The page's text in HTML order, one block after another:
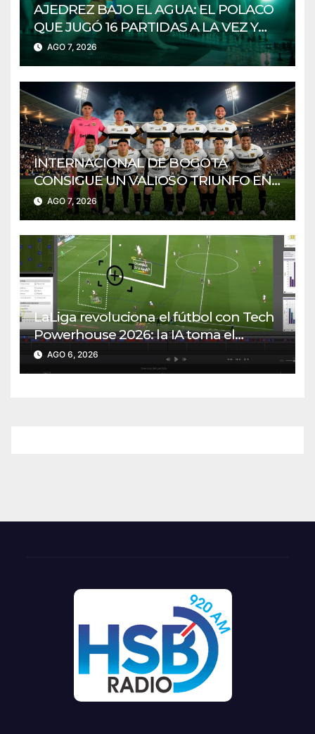
AJEDREZ BAJO EL AGUA: EL POLACO
QUE JUGÓ 16 PARTIDAS A LA VEZ Y
HIZO HISTORIA
AGO 7, 2026
INTERNACIONAL DE BOGOTÁ
CONSIGUE UN VALIOSO TRIUNFO EN
CASA
AGO 7, 2026
LaLiga revoluciona el fútbol con Tech
Powerhouse 2026: la IA toma el
control del juego
AGO 6, 2026